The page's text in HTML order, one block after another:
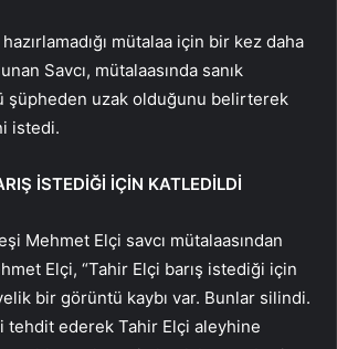
mütalaa için bir kez daha
Savcı, mütalaasında sanık
şüpheden uzak olduğunu belirterek
istedi.
İSTEDİĞİ İÇİN KATLEDİLDİ
Mehmet Elçi savcı mütalaasından
Elçi, “Tahir Elçi barış istediği için
bir görüntü kaybı var. Bunlar silindi.
tehdit ederek Tahir Elçi aleyhine